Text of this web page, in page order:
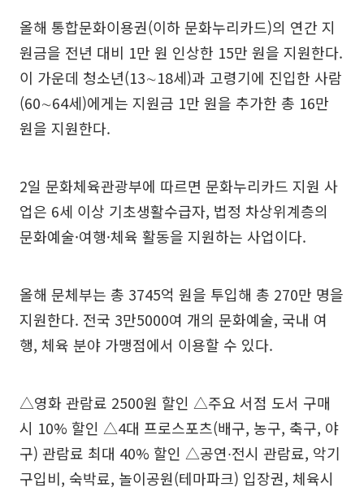
올해 통합문화이용권(이하 문화누리카드)의 연간 지
원금을 전년 대비 1만 원 인상한 15만 원을 지원한다.
이 가운데 청소년(13∼18세)과 고령기에 진입한 사람
(60∼64세)에게는 지원금 1만 원을 추가한 총 16만
원을 지원한다.
2일 문화체육관광부에 따르면 문화누리카드 지원 사
업은 6세 이상 기초생활수급자, 법정 차상위계층의
문화예술·여행·체육 활동을 지원하는 사업이다.
올해 문체부는 총 3745억 원을 투입해 총 270만 명을
지원한다. 전국 3만5000여 개의 문화예술, 국내 여
행, 체육 분야 가맹점에서 이용할 수 있다.
△영화 관람료 2500원 할인 △주요 서점 도서 구매
시 10% 할인 △4대 프로스포츠(배구, 농구, 축구, 야
구) 관람료 최대 40% 할인 △공연∙전시 관람료, 악기
구입비, 숙박료, 놀이공원(테마파크) 입장권, 체육시